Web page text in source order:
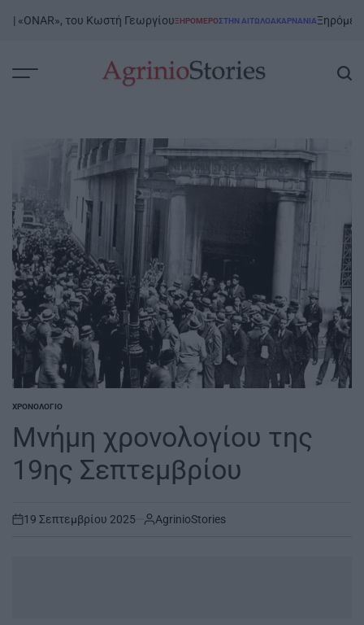
του Κωστή ΓεωργίουPOSTED
ΞΗΡΟΜΕΡΟΣΤΗΝ ΑΙΤΩΛΟΑΚΑΡΝΑΝΊΑΞηρόμερο | 8/8
POSTED
ΧΡΟΝΟΛΌΓΙΟ
Μνήμη χρονολογίου της
19ης Σεπτεμβρίου
on
19 Σεπτεμβρίου 2025 AgrinioStories